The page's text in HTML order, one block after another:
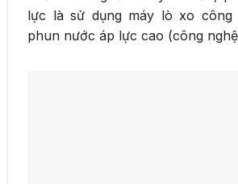
lực là sử dụng máy lò xo công
phun nước áp lực cao (công